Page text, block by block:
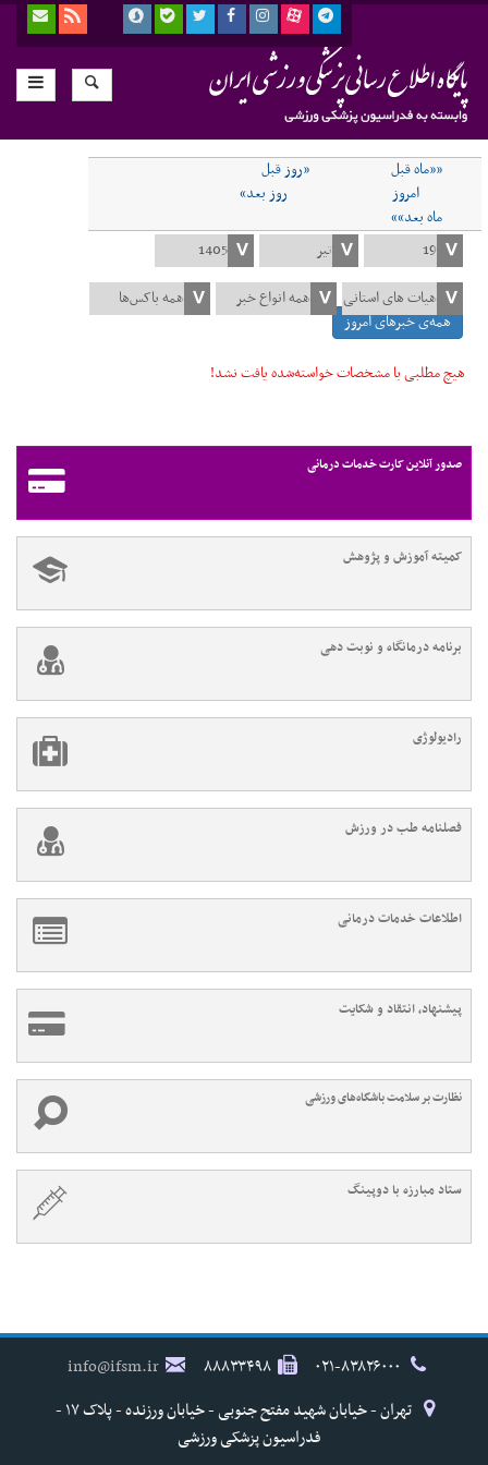
««ماه قبل
«روز قبل
امروز
روز بعد»
ماه بعد»»
همه‌ی خبرهای امروز
هیچ مطلبی با مشخصات خواسته‌شده یافت نشد!
صدور آنلاین کارت خدمات درمانی
کمیته آموزش و پژوهش
برنامه درمانگاه و نوبت دهی
رادیولوژی
فصلنامه طب در ورزش
اطلاعات خدمات درمانی
پیشنهاد، انتقاد و شکایت
نظارت بر سلامت باشگاه‌های ورزشی
ستاد مبارزه با دوپینگ
۸۸۸۳۳۴۹۸
info@ifsm.ir
تهران - خیابان شهید مفتح جنوبی - خیابان ورزنده - پلاک ۱۷ -
فدراسیون پزشکی ورزشی